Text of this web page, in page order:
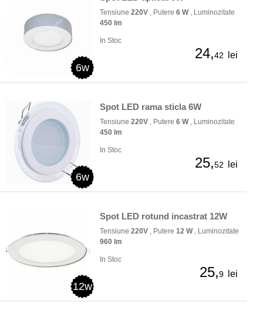
6w
Tensiune 220V , Putere 6 W, Luminozitate
450 lm
In Stoc
24,42 lei
6w
Spot LED rama sticla 6W
Tensiune 220V , Putere 6 W, Luminozitate
450 lm
In Stoc
25,52 lei
12w
Spot LED rotund incastrat 12W
Tensiune 220V , Putere 12 W, Luminozitate
960 lm
In Stoc
25,9 lei